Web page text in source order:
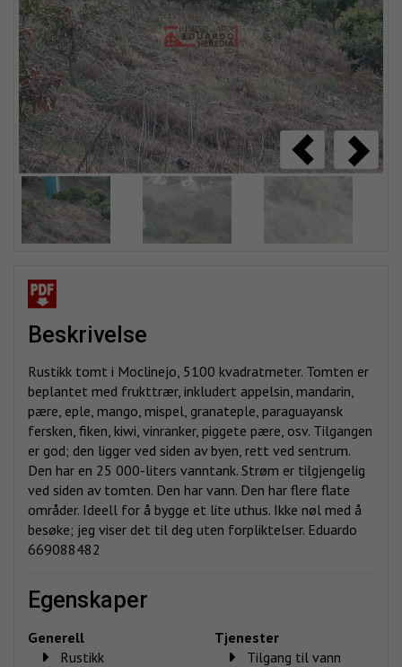
beskrivelse
Rustikk tomt i Moclinejo, 5100 kvadratmeter. Tomten er
beplantet med frukttrær, inkludert appelsin, mandarin,
pære, eple, mango, mispel, granateple, paraguayansk
fersken, fiken, kiwi, vinranker, piggete pære, osv. Tilgangen
er god; den ligger ved siden av byen, rett ved sentrum.
Den har en 25 000-liters vanntank. Strøm er tilgjengelig
ved siden av tomten. Den har vann. Den har flere flate
områder. Ideell for å bygge et lite uthus. Ikke nøl med å
besøke; jeg viser det til deg uten forpliktelser. Eduardo
669088482
egenskaper
Generell
Rustikk
Tjenester
Tilgang til vann